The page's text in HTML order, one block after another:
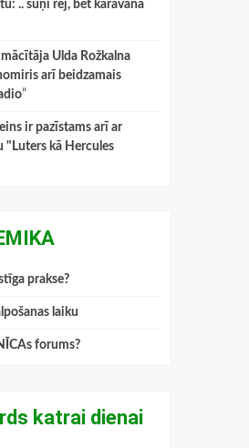
.. suņi rej, bet karavāna
Ulda Rožkalna
arī beidzamais
”
ir pazīstams arī ar
"Luters kā Hercules
prakse?
laiku
forums?
katrai dienai